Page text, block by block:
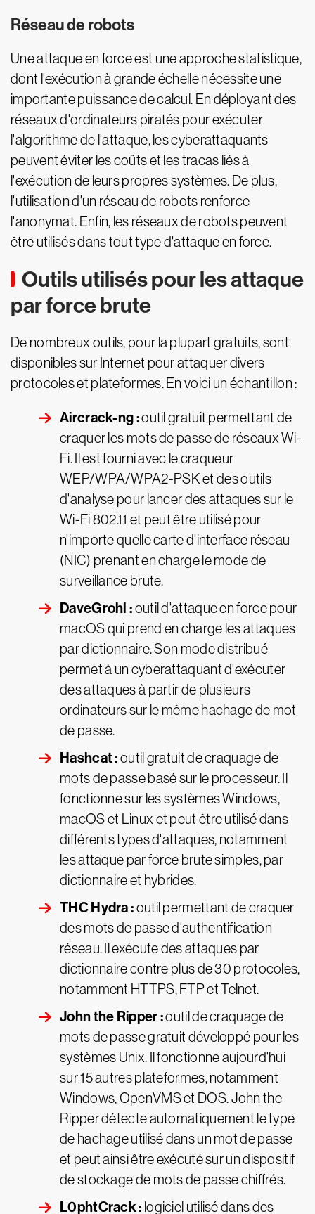
Réseau de robots
Une attaque en force est une approche statistique,
dont l'exécution à grande échelle nécessite une
importante puissance de calcul. En déployant des
réseaux d'ordinateurs piratés pour exécuter
l'algorithme de l'attaque, les cyberattaquants
peuvent éviter les coûts et les tracas liés à
l'exécution de leurs propres systèmes. De plus,
l'utilisation d'un réseau de robots renforce
l'anonymat. Enfin, les réseaux de robots peuvent
être utilisés dans tout type d'attaque en force.
Outils utilisés pour les attaque
par force brute
De nombreux outils, pour la plupart gratuits, sont
disponibles sur Internet pour attaquer divers
protocoles et plateformes. En voici un échantillon :
Aircrack-ng :outil gratuit permettant de
craquer les mots de passe de réseaux Wi-
Fi. Il est fourni avec le craqueur
WEP/WPA/WPA2-PSK et des outils
d'analyse pour lancer des attaques sur le
Wi-Fi 802.11 et peut être utilisé pour
n'importe quelle carte d'interface réseau
(NIC) prenant en charge le mode de
surveillance brute.
DaveGrohl :outil d'attaque en force pour
macOS qui prend en charge les attaques
par dictionnaire. Son mode distribué
permet à un cyberattaquant d'exécuter
des attaques à partir de plusieurs
ordinateurs sur le même hachage de mot
de passe.
Hashcat :outil gratuit de craquage de
mots de passe basé sur le processeur. Il
fonctionne sur les systèmes Windows,
macOS et Linux et peut être utilisé dans
différents types d'attaques, notamment
les attaque par force brute simples, par
dictionnaire et hybrides.
THC Hydra :outil permettant de craquer
des mots de passe d'authentification
réseau. Il exécute des attaques par
dictionnaire contre plus de 30 protocoles,
notamment HTTPS, FTP et Telnet.
John the Ripper :outil de craquage de
mots de passe gratuit développé pour les
systèmes Unix. Il fonctionne aujourd'hui
sur 15 autres plateformes, notamment
Windows, OpenVMS et DOS. John the
Ripper détecte automatiquement le type
de hachage utilisé dans un mot de passe
et peut ainsi être exécuté sur un dispositif
de stockage de mots de passe chiffrés.
L0phtCrack : logiciel utilisé dans des